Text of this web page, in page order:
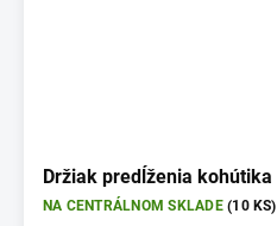
Držiak predĺženia kohútika
NA CENTRÁLNOM SKLADE(10 KS)